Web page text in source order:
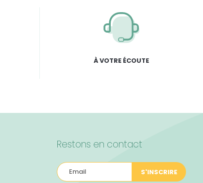
À VOTRE ÉCOUTE
Restons en contact
S'INSCRIRE